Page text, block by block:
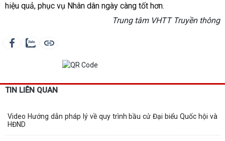
hiệu quả, phục vụ Nhân dân ngày càng tốt hơn.
Trung tâm VHTT Truyền thông
TIN LIÊN QUAN
Video Hướng dẫn pháp lý về quy trình bầu cử Đại biểu Quốc hội và
HĐND